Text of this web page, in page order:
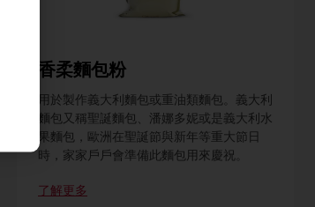
香柔麵包粉
用於製作義大利麵包或重油類麵包。義大利
麵包又稱聖誕麵包、潘娜多妮或是義大利水
果麵包，歐洲在聖誕節與新年等重大節日
時，家家戶戶會準備此麵包用來慶祝。
了解更多